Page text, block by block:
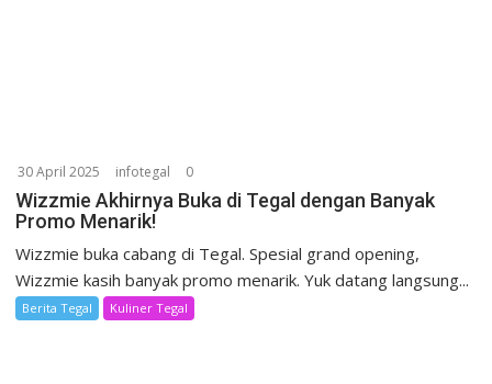
30 April 2025 infotegal 0
Wizzmie Akhirnya Buka di Tegal dengan Banyak
Promo Menarik!
Wizzmie buka cabang di Tegal. Spesial grand opening,
Wizzmie kasih banyak promo menarik. Yuk datang langsung...
Berita Tegal Kuliner Tegal